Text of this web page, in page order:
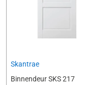
Skantrae
Binnendeur SKS 217